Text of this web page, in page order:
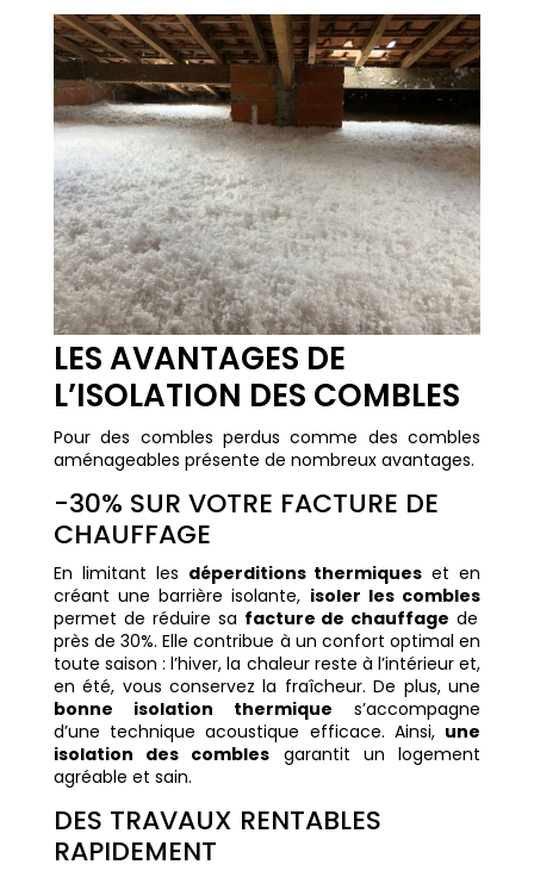
LES AVANTAGES DE
L’ISOLATION DES COMBLES
Pour des combles perdus comme des combles
aménageables présente de nombreux avantages.
-30% SUR VOTRE FACTURE DE
CHAUFFAGE
En limitant les déperditions thermiques et en
créant une barrière isolante, isoler les combles
permet de réduire sa facture de chauffage de
près de 30%. Ellecontribue à un confort optimal en
toute saison : l’hiver, la chaleur reste à l’intérieur et,
en été, vous conservez la fraîcheur. De plus, une
bonne isolation thermique s’accompagne
d’une technique acoustique efficace. Ainsi, une
isolation des combles garantit un logement
agréable et sain.
DES TRAVAUX RENTABLES
RAPIDEMENT